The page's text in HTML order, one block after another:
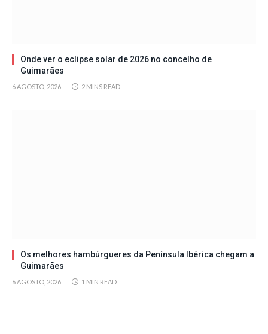
Onde ver o eclipse solar de 2026 no concelho de
Guimarães
6 AGOSTO, 2026 2 MINS READ
Os melhores hambúrgueres da Península Ibérica chegam a
Guimarães
6 AGOSTO, 2026 1 MIN READ